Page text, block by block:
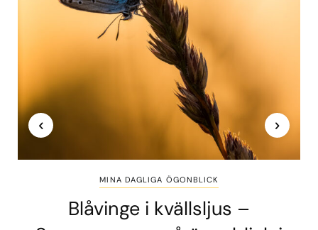
MINA DAGLIGA ÖGONBLICK
Blåvinge i kvällsljus –